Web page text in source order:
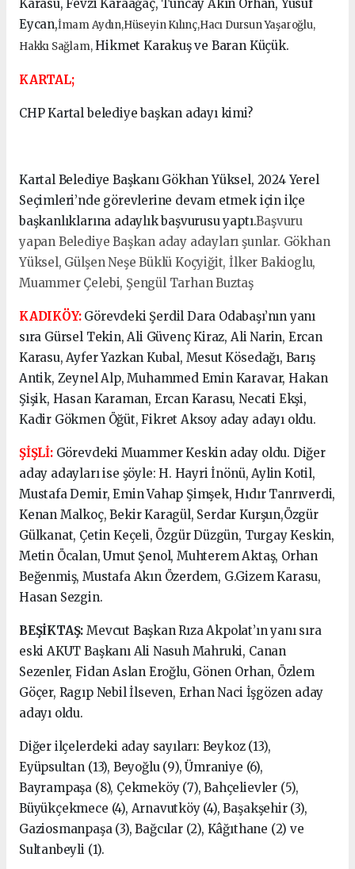
Karasu, Fevzi Karaağaç, Tuncay Akın Orhan, Yusuf
Eycan,İmam Aydın,Hüseyin Kılınç,Hacı Dursun Yaşaroğlu,
Hakkı Sağlam,Hikmet Karakuş ve Baran Küçük.
KARTAL;
CHP Kartal belediye başkan adayı kimi?
Kartal Belediye Başkanı Gökhan Yüksel, 2024 Yerel
Seçimleri’nde görevlerine devam etmek için ilçe
başkanlıklarına adaylık başvurusu yaptı.Başvuru
yapan Belediye Başkan aday adayları şunlar. Gökhan
Yüksel, Gülşen Neşe Büklü Koçyiğit, İlker Bakioglu,
Muammer Çelebi, Şengül Tarhan Buztaş
KADIKÖY:Görevdeki Şerdil Dara Odabaşı’nın yanı
sıra Gürsel Tekin, Ali Güvenç Kiraz, Ali Narin, Ercan
Karasu, Ayfer Yazkan Kubal, Mesut Kösedağı, Barış
Antik, Zeynel Alp, Muhammed Emin Karavar, Hakan
Şişik, Hasan Karaman, Ercan Karasu, Necati Ekşi,
Kadir Gökmen Öğüt, Fikret Aksoy aday adayı oldu.
ŞİŞLİ: Görevdeki Muammer Keskin aday oldu. Diğer
aday adayları ise şöyle: H. Hayri İnönü, Aylin Kotil,
Mustafa Demir, Emin Vahap Şimşek, Hıdır Tanrıverdi,
Kenan Malkoç, Bekir Karagül, Serdar Kurşun,Özgür
Gülkanat, Çetin Keçeli, Özgür Düzgün, Turgay Keskin,
Metin Öcalan, Umut Şenol, Muhterem Aktaş, Orhan
Beğenmiş, Mustafa Akın Özerdem, G.Gizem Karasu,
Hasan Sezgin.
BEŞİKTAŞ: Mevcut Başkan Rıza Akpolat’ın yanı sıra
eski AKUT Başkanı Ali Nasuh Mahruki, Canan
Sezenler, Fidan Aslan Eroğlu, Gönen Orhan, Özlem
Göçer, Ragıp Nebil İlseven, Erhan Naci İşgözen aday
adayı oldu.
Diğer ilçelerdeki aday sayıları: Beykoz (13),
Eyüpsultan (13), Beyoğlu (9), Ümraniye (6),
Bayrampaşa (8), Çekmeköy (7), Bahçelievler (5),
Büyükçekmece (4), Arnavutköy (4), Başakşehir (3),
Gaziosmanpaşa (3), Bağcılar (2), Kâğıthane (2) ve
Sultanbeyli (1).